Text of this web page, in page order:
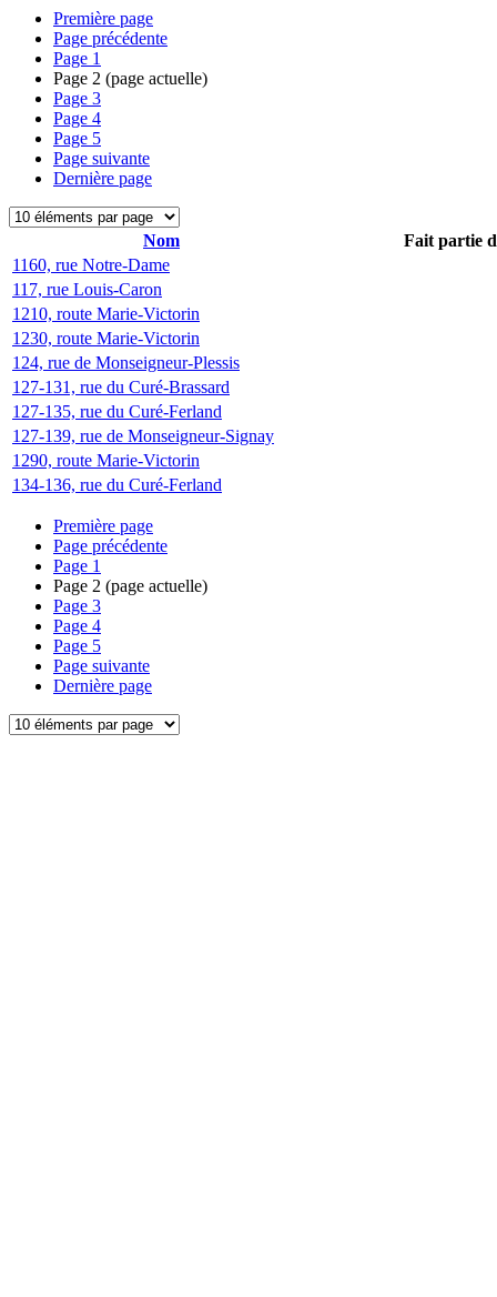
Première page
Page précédente
Page 1
Page 2 (page actuelle)
Page 3
Page 4
Page 5
Page suivante
Dernière page
Nom
Fait partie
1160, rue Notre-Dame
117, rue Louis-Caron
1210, route Marie-Victorin
1230, route Marie-Victorin
124, rue de Monseigneur-Plessis
127-131, rue du Curé-Brassard
127-135, rue du Curé-Ferland
127-139, rue de Monseigneur-Signay
1290, route Marie-Victorin
134-136, rue du Curé-Ferland
Première page
Page précédente
Page 1
Page 2 (page actuelle)
Page 3
Page 4
Page 5
Page suivante
Dernière page